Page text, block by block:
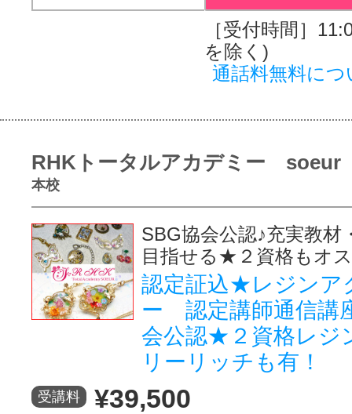
［受付時間］
を除く)
通話料無料につ
RHKトータルアカデミー soeur
本校
SBG協会公認♪充実教材
目指せる★２資格もオ
認定証込★レジンア
ー 認定講師通信講
会公認★２資格レジ
リーリッチも有！
受講料 ¥39,500